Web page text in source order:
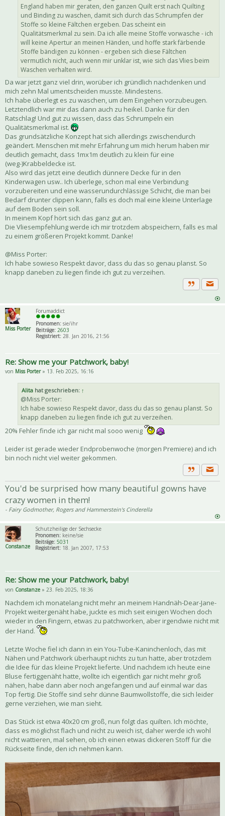
England haben mir geraten, den ganzen Quilt erst nach Quilting
und Binding zu waschen, damit sich durch das Schrumpfen der
Stoffe so kleine Fältchen ergeben. Das scheint ein
Qualitätsmerkmal zu sein. Da ich alle meine Stoffe vorwasche - ich
will keine Apertur an meinen Händen, und hoffe stark färbende
Stoffe bändigen zu können - ergeben sich diese Fältchen
vermutlich nicht, auch wenn mir unklar ist, wie sich das Vlies beim
Waschen verhalten wird.
Da war jetzt ganz viel drin, worüber ich gründlich nachdenken und
mich zehn Mal umentscheiden musste. Mindestens.
Ich habe überlegt es zu waschen, um dem Eingehen vorzubeugen.
Letztendlich war mir das dann auch zu heikel. Danke für den
Ratschlag! Und gut zu wissen, dass das Schrumpeln ein
Qualitätsmerkmal ist.
Das grundsätzliche Konzept hat sich allerdings zwischendurch
geändert. Menschen mit mehr Erfahrung um mich herum haben mir
deutlich gemacht, dass 1mx1m deutlich zu klein für eine
(weg-)Krabbeldecke ist.
Also wird das jetzt eine deutlich dünnere Decke für in den
Kinderwagen usw.. Ich überlege, schon mal eine Verbindung
vorzubereiten und eine wasserundurchlässige Schicht, die man bei
Bedarf drunter clippen kann, falls es doch mal eine kleine Unterlage
auf dem Boden sein soll.
In meinem Kopf hört sich das ganz gut an.
Die Vliesempfehlung werde ich mir trotzdem abspeichern, falls es mal
zu einem größeren Projekt kommt. Danke!
@Miss Porter:
Ich habe sowieso Respekt davor, dass du das so genau planst. So
knapp daneben zu liegen finde ich gut zu verzeihen.
Zitat
Miss Porter
Forumaddict
Pronomen: sie/ihr
Beiträge: 2603
Registriert: 28. Jan 2016, 21:56
Re: Show me your Patchwork, baby!
von Miss Porter» 13. Feb 2025, 16:16
Alita hat geschrieben: ↑
@Miss Porter:
Ich habe sowieso Respekt davor, dass du das so genau planst. So
knapp daneben zu liegen finde ich gut zu verzeihen.
20% Fehler finde ich gar nicht mal sooo wenig
Leider ist gerade wieder Endprobenwoche (morgen Premiere) and ich
bin noch nicht viel weiter gekommen.
Zitat
You'd be surprised how many beautiful gowns have
crazy women in them!
- Fairy Godmother, Rogers and Hammerstein's Cinderella
Constanze
Schutzheilige der Sechsecke
Pronomen: keine/sie
Beiträge: 5031
Registriert: 18. Jan 2007, 17:53
Re: Show me your Patchwork, baby!
von Constanze » 23. Feb 2025, 18:36
Nachdem ich monatelang nicht mehr an meinem Handnäh-Dear-Jane-
Projekt weitergenäht habe, juckte es mich seit einigen Wochen doch
wieder in den Fingern, etwas zu patchworken, aber irgendwie nicht mit
der Hand.
Letzte Woche fiel ich dann in ein You-Tube-Kaninchenloch, das mit
Nähen und Patchwork überhaupt nichts zu tun hatte, aber trotzdem
die Idee für das kleine Projekt lieferte. Und nachdem ich heute eine
Bluse fertiggenäht hatte, wollte ich eigentlich gar nicht mehr groß
nähen, habe dann aber noch angefangen und auf einmal war das
Top fertig. Die Stoffe sind sehr dünne Baumwollstoffe, die sich leider
gerne verziehen, wie man sieht.
Das Stück ist etwa 40x20 cm groß, nun folgt das quilten. Ich möchte,
dass es möglichst flach und nicht zu weich ist, daher werde ich wohl
nicht wattieren, mal sehen, ob ich einen etwas dickeren Stoff für die
Rückseite finde, den ich nehmen kann.